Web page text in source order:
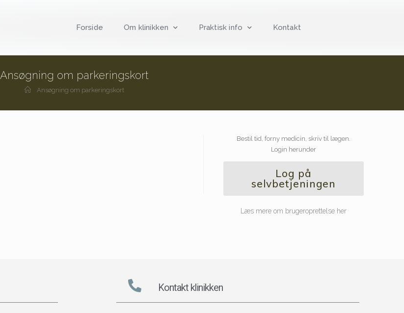
Forside Om klinikken Praktisk info Kontakt
Ansøgning om parkeringskort
Ansøgning om parkeringskort
Bestil tid, forny medicin, skriv til lægen.
Login herunder
Log på
selvbetjeningen
Læs mere om brugeroprettelse her
Kontakt klinikken